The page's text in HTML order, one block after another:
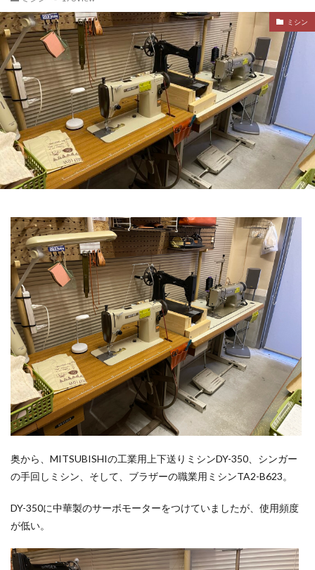
ミシン
奥から、MITSUBISHIの工業用上下送りミシンDY-350、シンガー
の手回しミシン、そして、ブラザーの職業用ミシンTA2-B623。
DY-350に中華製のサーボモーターをつけていましたが、使用頻度
が低い。